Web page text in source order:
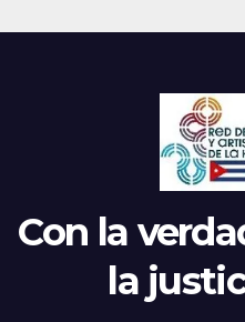
Con la
la